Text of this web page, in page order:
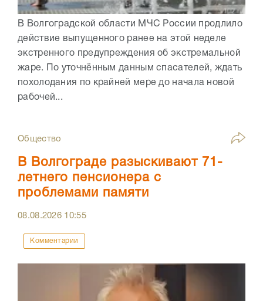
В Волгоградской области МЧС России продлило
действие выпущенного ранее на этой неделе
экстренного предупреждения об экстремальной
жаре. По уточнённым данным спасателей, ждать
похолодания по крайней мере до начала новой
рабочей...
Общество
В Волгограде разыскивают 71-
летнего пенсионера с
проблемами памяти
08.08.2026 10:55
Комментарии